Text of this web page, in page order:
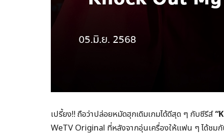
เปรี้ยง!! ถือว่าปล่อยหมัดฮุกเดิมเกมได้ดีสุด ๆ กับซีรีส์“
WeTV Original ที่หลังจากอุ่นเครื่องให้แฟน ๆ ได้ชม